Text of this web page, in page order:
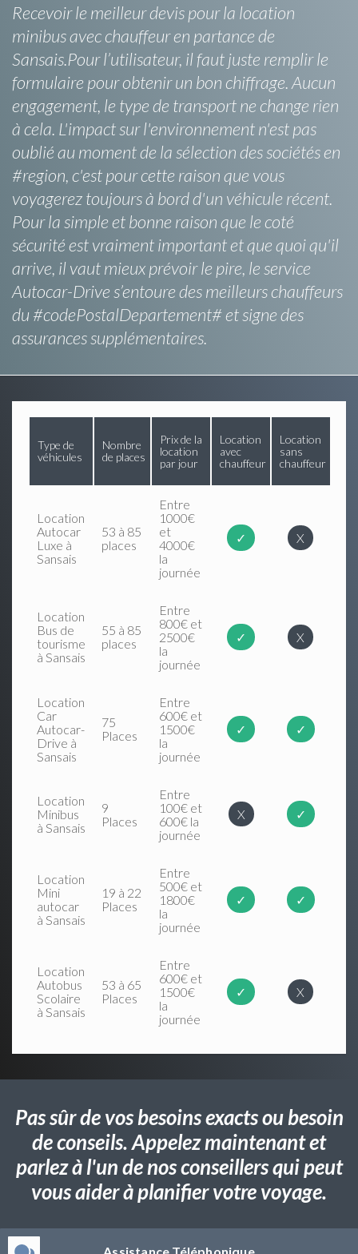
Recevoir le meilleur devis pour la location
minibus avec chauffeur en partance de
Sansais.Pour l’utilisateur, il faut juste remplir le
formulaire pour obtenir un bon chiffrage. Aucun
engagement, le type de transport ne change rien
à cela. L'impact sur l'environnement n'est pas
oublié au moment de la sélection des sociétés en
#region, c'est pour cette raison que vous
voyagerez toujours à bord d'un véhicule récent.
Pour la simple et bonne raison que le coté
sécurité est vraiment important et que quoi qu'il
arrive, il vaut mieux prévoir le pire, le service
Autocar-Drive s’entoure des meilleurs chauffeurs
du #codePostalDepartement# et signe des
assurances supplémentaires.
Type de
véhicules
Nombre
de places
Prix de la
location
par jour
Location
avec
chauffeur
Location
sans
chauffeur
Location
Autocar
Luxe à
Sansais
53 à 85
places
Entre
1000€
et
4000€
la
journée
✓ X
Location
Bus de
tourisme
à Sansais
55 à 85
places
Entre
800€ et
2500€
la
journée
✓ X
Location
Car
Autocar-
Drive à
Sansais
75
Places
Entre
600€ et
1500€
la
journée
✓ ✓
Location
Minibus
à Sansais
9
Places
Entre
100€ et
600€ la
journée
X ✓
Location
Mini
autocar
à Sansais
19 à 22
Places
Entre
500€ et
1800€
la
journée
✓ ✓
Location
Autobus
Scolaire
à Sansais
53 à 65
Places
Entre
600€ et
1500€
la
journée
✓ X
Pas sûr de vos besoins exacts ou besoin
de conseils. Appelez maintenant et
parlez à l'un de nos conseillers qui peut
vous aider à planifier votre voyage.